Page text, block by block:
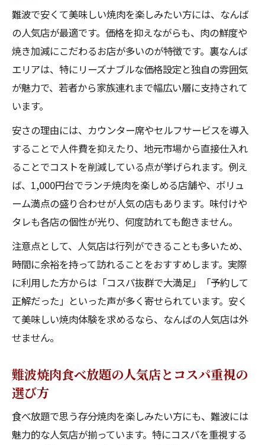
難波で安くて美味しい焼肉を楽しみたい方には、なんば
の人気店が最適です。価格を抑えながらも、肉の鮮度や
焼き加減にこだわるお店が多いのが特徴です。裏なんば
エリアは、特にリーズナブルな価格設定と独自の雰囲気
が魅力で、若者から家族連れまで幅広い層に支持されて
います。
安さの理由には、カウンター席やセルフサービスを導入
することで人件費を抑えたり、地元市場から直接仕入れ
ることでコストを削減している点が挙げられます。例え
ば、1,000円台でランチ焼肉を楽しめる店舗や、ボリュ
ーム満点の盛り合わせが人気の店もあります。味付けや
タレも各店の個性が光り、何度訪れても飽きません。
注意点として、人気店は行列ができることも多いため、
時間に余裕を持って訪れることをおすすめします。実際
に利用した方からは「コスパ抜群で大満足」「予約して
正解だった」といった声が多く寄せられています。安く
て美味しい焼肉体験を求めるなら、なんばの人気店は外
せません。
難波焼肉食べ放題の人気店とコスパ重視の
選び方
食べ放題で思う存分焼肉を楽しみたい方にも、難波には
魅力的な人気店が揃っています。特にコスパを重視する